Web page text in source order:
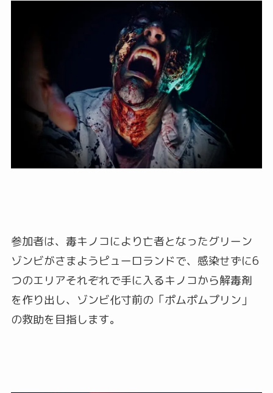
参加者は、毒キノコにより亡者となったグリーン
ゾンビがさまようピューロランドで、感染せずに6
つのエリアそれぞれで手に入るキノコから解毒剤
を作り出し、ゾンビ化寸前の「ポムポムプリン」
の救助を目指します。